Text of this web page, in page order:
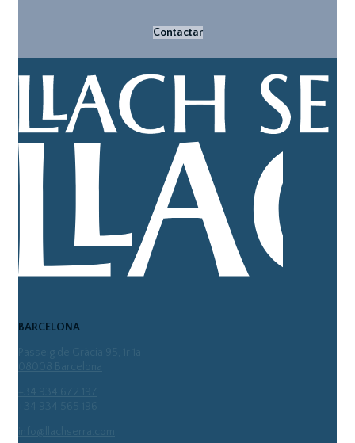
Contactar
BARCELONA
info@llachserra.com